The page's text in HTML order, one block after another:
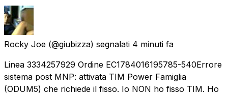
Rocky Joe (@giubizza) segnalati 4 minuti fa
Linea 3334257929 Ordine EC1784016195785-540 ​Errore
sistema post MNP: attivata TIM Power Famiglia
(ODUM5) che richiede il fisso. Io NON ho fisso TIM. Ho